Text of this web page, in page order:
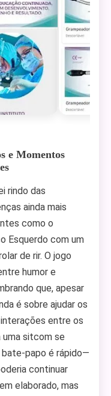
e Momentos
rindo das
ainda mais
como o
Esquerdo com um
de rir. O jogo
humor e
que, apesar
é sobre ajudar os
entre os
uma sitcom se
bate-papo é rápido—
continuar
elaborado, mas